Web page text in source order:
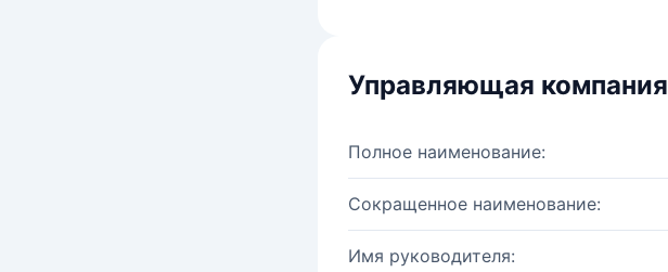
Управляющая компания
Полное наименование:
Сокращенное наименование:
Имя руководителя: